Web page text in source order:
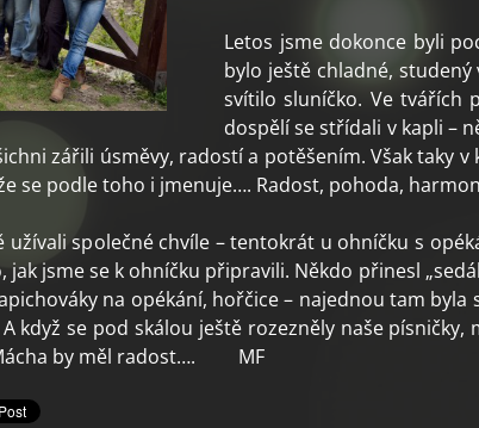
Letos jsme dokonce byli
bylo ještě chladné,
svítilo sluníčko. Ve tvářích
dospělí se střídali v kapli –
zářili úsměvy, radostí a potěšením. Však taky
se podle toho i jmenuje…. Radost, pohoda,
užívali společné chvíle – tentokrát u ohníčku s
jsme se k ohníčku připravili. Někdo přinesl
na opékání, hořčice – najednou tam
když se pod skálou ještě rozezněly naše
by měl radost…. MF